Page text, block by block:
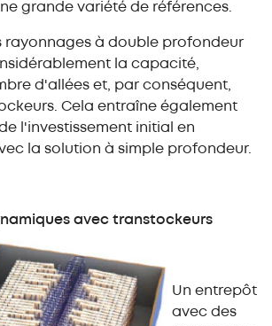
grande variété de références.
rayonnages à double profondeur
la capacité,
d'allées et, par conséquent,
Cela entraîne également
l'investissement initial en
la solution à simple profondeur.
avec transtockeurs
Un entrepôt
avec des